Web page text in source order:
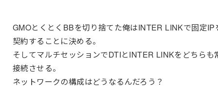
GMOとくとくBBを切り捨てた俺はINTER LINKで固定IP
契約することに決める。
そしてマルチセッションでDTIとINTER LINKをどちらも
接続させる。
ネットワークの構成はどうなるんだろう？